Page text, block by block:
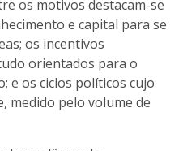
os motivos destacam-se
e capital para se
os incentivos
orientados para o
e os ciclos políticos cujo
medido pelo volume de